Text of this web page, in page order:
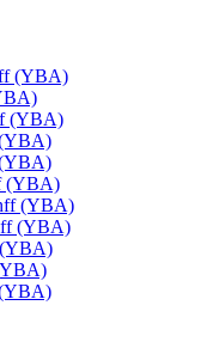
(YBA)
(YBA)
(YBA)
(YBA)
(YBA)
(YBA)